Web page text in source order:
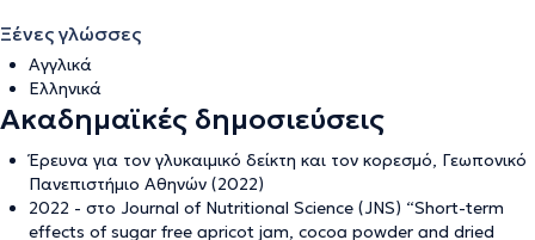
Ξένες γλώσσες
Αγγλικά
Ελληνικά
Ακαδημαϊκές δημοσιεύσεις
Έρευνα για τον γλυκαιμικό δείκτη και τον κορεσμό, Γεωπονικό
Πανεπιστήμιο Αθηνών (2022)
2022 - στο Journal of Nutritional Science (JNS) “Short-term
effects of sugar free apricot jam, cocoa powder and dried